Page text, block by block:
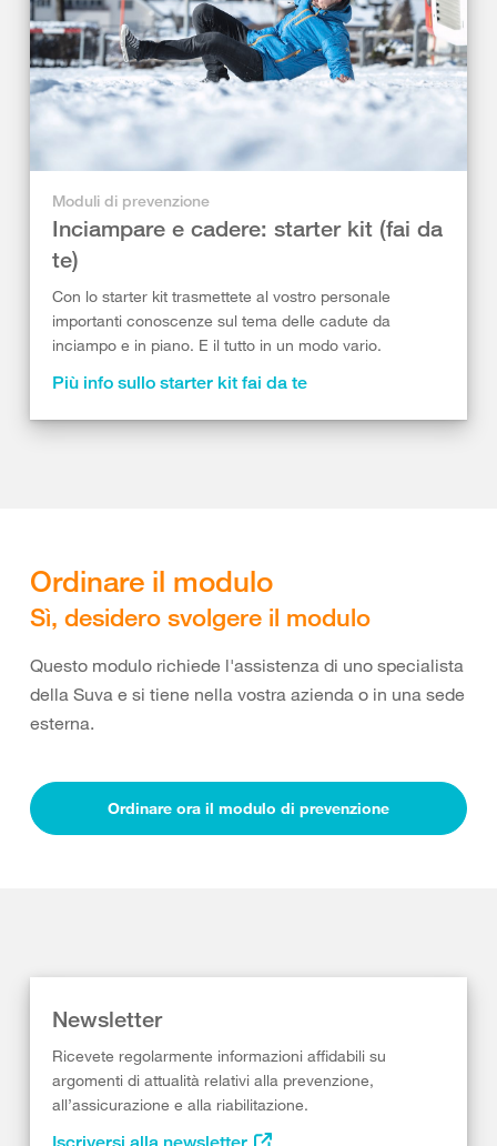
Moduli di prevenzione
Inciampare e cadere: starter kit (fai da
te)
Con lo starter kit trasmettete al vostro personale
importanti conoscenze sul tema delle cadute da
inciampo e in piano. E il tutto in un modo vario.
Più info sullo starter kit fai da te
Ordinare il modulo
Sì, desidero svolgere il modulo
Questo modulo richiede l'assistenza di uno specialista
della Suva e si tiene nella vostra azienda o in una sede
esterna.
Ordinare ora il modulo di prevenzione
Newsletter
Ricevete regolarmente informazioni affidabili su
argomenti di attualità relativi alla prevenzione,
all’assicurazione e alla riabilitazione.
Iscriversi alla newsletter